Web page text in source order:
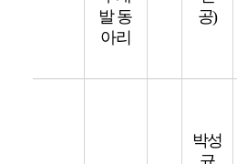
발 동
아리
공)
박성